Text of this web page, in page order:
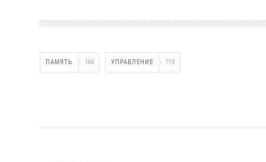
ПАМЯТЬ 169 УПРАВЛЕНИЕ 713